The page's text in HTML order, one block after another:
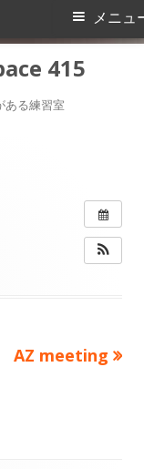
415
ある練習室
メニュ
次
AZ meeting